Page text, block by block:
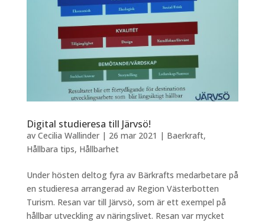
Digital studieresa till Järvsö!
av Cecilia Wallinder| 26 mar 2021 | Baerkraft,
Hållbara tips, Hållbarhet
Under hösten deltog fyra av Bärkrafts medarbetare på
en studieresa arrangerad av Region Västerbotten
Turism. Resan var till Järvsö, som är ett exempel på
hållbar utveckling av näringslivet. Resan var mycket